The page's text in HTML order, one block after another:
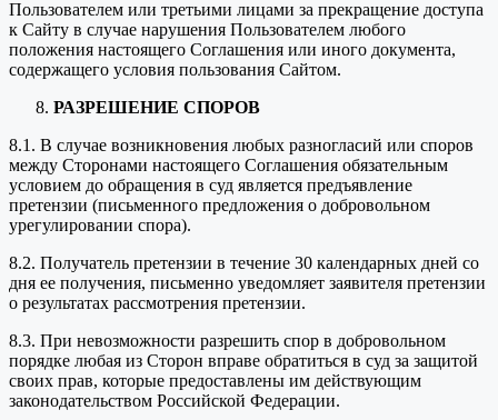
Пользователем или третьими лицами за прекращение доступа
к Сайту в случае нарушения Пользователем любого
положения настоящего Соглашения или иного документа,
содержащего условия пользования Сайтом.
РАЗРЕШЕНИЕ СПОРОВ
8.1. В случае возникновения любых разногласий или споров
между Сторонами настоящего Соглашения обязательным
условием до обращения в суд является предъявление
претензии (письменного предложения о добровольном
урегулировании спора).
8.2. Получатель претензии в течение 30 календарных дней со
дня ее получения, письменно уведомляет заявителя претензии
о результатах рассмотрения претензии.
8.3. При невозможности разрешить спор в добровольном
порядке любая из Сторон вправе обратиться в суд за защитой
своих прав, которые предоставлены им действующим
законодательством Российской Федерации.